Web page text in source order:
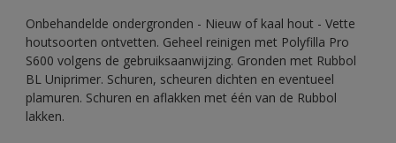
Onbehandelde ondergronden - Nieuw of kaal hout - Vette
houtsoorten ontvetten. Geheel reinigen met Polyfilla Pro
S600 volgens de gebruiksaanwijzing. Gronden met Rubbol
BL Uniprimer. Schuren, scheuren dichten en eventueel
plamuren. Schuren en aflakken met één van de Rubbol
lakken.